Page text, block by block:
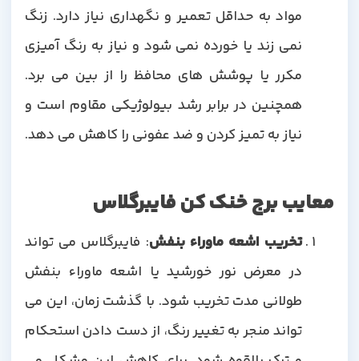
مواد به حداقل تعمیر و نگهداری نیاز دارد. زنگ
نمی زند یا خورده نمی شود و نیاز به رنگ آمیزی
مکرر یا پوشش های محافظ را از بین می برد.
همچنین در برابر رشد بیولوژیکی مقاوم است و
نیاز به تمیز کردن و ضد عفونی را کاهش می دهد.
معایب برج خنک کن فایبرگلاس
تخریب اشعه ماوراء بنفش: فایبرگلاس می تواند
در معرض نور خورشید یا اشعه ماوراء بنفش
طولانی مدت تخریب شود. با گذشت زمان، این می
تواند منجر به تغییر رنگ، از دست دادن استحکام